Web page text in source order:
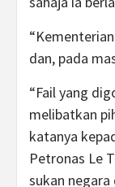
dan, pada
“Fail yang
melibatkan
katanya
Petronas Le
sukan negara